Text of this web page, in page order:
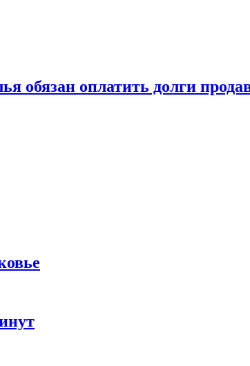
обязан оплатить долги